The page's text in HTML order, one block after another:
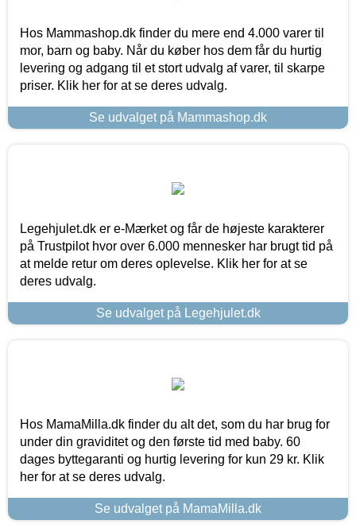
Hos Mammashop.dk finder du mere end 4.000 varer til
mor, barn og baby. Når du køber hos dem får du hurtig
levering og adgang til et stort udvalg af varer, til skarpe
priser. Klik her for at se deres udvalg.
Se udvalget på Mammashop.dk
Legehjulet.dk er e-Mærket og får de højeste karakterer
på Trustpilot hvor over 6.000 mennesker har brugt tid på
at melde retur om deres oplevelse. Klik her for at se
deres udvalg.
Se udvalget på Legehjulet.dk
Hos MamaMilla.dk finder du alt det, som du har brug for
under din graviditet og den første tid med baby. 60
dages byttegaranti og hurtig levering for kun 29 kr. Klik
her for at se deres udvalg.
Se udvalget på MamaMilla.dk